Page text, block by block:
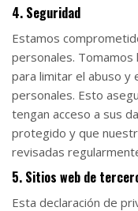
4. Seguridad
Estamos
personales. Tomamos
para limitar el abuso y
personales. Esto
tengan acceso a sus
protegido y que
revisadas
5. Sitios web de
Esta declaración de